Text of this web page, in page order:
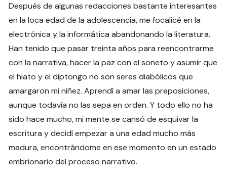
Después de algunas redacciones bastante interesantes
en la loca edad de la adolescencia, me focalicé en la
electrónica y la informática abandonando la literatura.
Han tenido que pasar treinta años para reencontrarme
con la narrativa, hacer la paz con el soneto y asumir que
el hiato y el diptongo no son seres diabólicos que
amargaron mi niñez. Aprendí a amar las preposiciones,
aunque todavía no las sepa en orden. Y todo ello no ha
sido hace mucho, mi mente se cansó de esquivar la
escritura y decidí empezar a una edad mucho más
madura, encontrándome en ese momento en un estado
embrionario del proceso narrativo.